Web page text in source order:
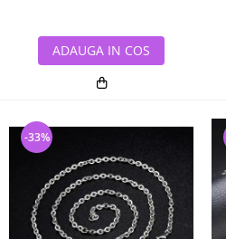
ADAUGA IN COS
-33%